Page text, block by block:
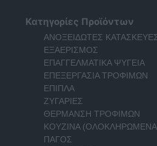
Κατηγορίες Προϊόντων
ΑΝΟΞΕΙΔΩΤΕΣ
ΕΞΑΕΡΙΣΜΟΣ
ΕΠΑΓΓΕΛΜΑΤΙΚΑ ΨΥΓΕΙΑ
ΕΠΕΞΕΡΓΑΣΙΑ ΤΡΟΦΙΜΩΝ
ΕΠΙΠΛΑ
ΖΥΓΑΡΙΕΣ
ΘΕΡΜΑΝΣΗ ΤΡΟΦΙΜΩΝ
ΚΟΥΖΙΝΑ
ΠΑΓΟΣ